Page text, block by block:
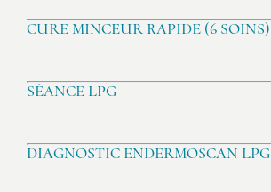
CURE MINCEUR RAPIDE (6 SOINS)
SÉANCE LPG
DIAGNOSTIC ENDERMOSCAN LPG